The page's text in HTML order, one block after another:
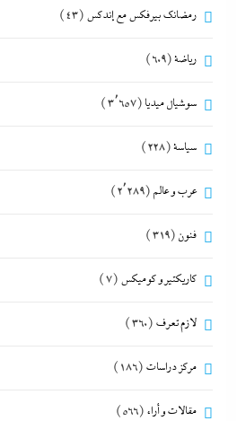
رمضانك بيرفكس مع إندكس (43)
رياضة(609)
سوشيال ميديا (3٬657)
سياسة(228)
عرب و عالم (2٬289)
فنون (319)
كاريكتير و كوميكس (7)
لازم تعرف (360)
مركز دراسات (186)
مقالات و أراء (566)